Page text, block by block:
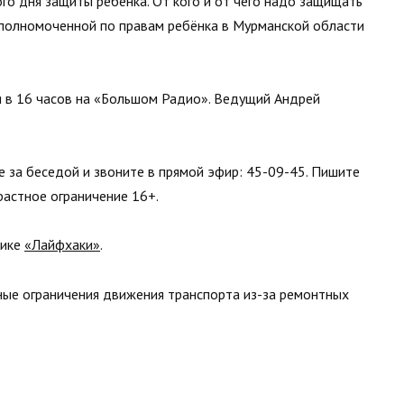
по правам ребёнка в Мурманской области
16 часов на «Большом Радио». Ведущий Андрей
за беседой и звоните в прямой эфир: 45-09-45. Пишите
ограничение 16+.
«Лайфхаки».
ограничения движения транспорта из-за ремонтных